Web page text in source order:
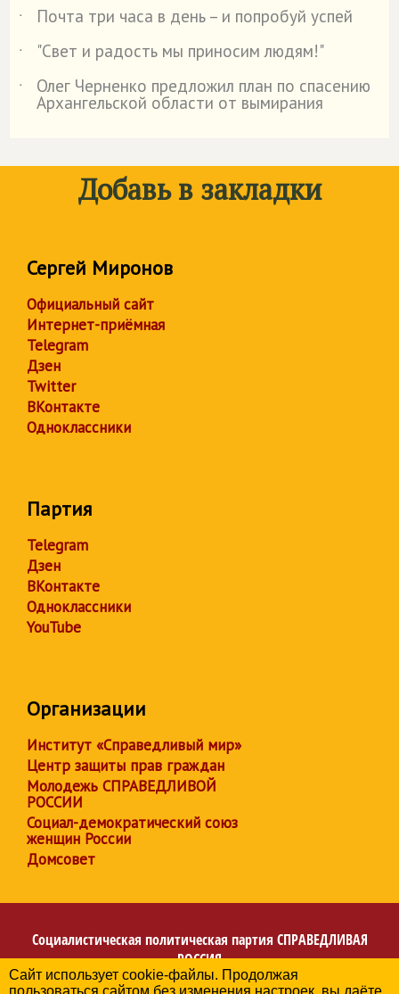
˙
Почта три часа в день – и попробуй успей
˙
"Свет и радость мы приносим людям!"
˙
Олег Черненко предложил план по спасению
Архангельской области от вымирания
Добавь в закладки
Сергей Миронов
Официальный сайт
Интернет-приёмная
Telegram
Дзен
Twitter
ВКонтакте
Одноклассники
Партия
Telegram
Дзен
ВКонтакте
Одноклассники
YouTube
Организации
Институт «Справедливый мир»
Центр защиты прав граждан
Молодежь СПРАВЕДЛИВОЙ
РОССИИ
Социал-демократический союз
женщин России
Домсовет
Социалистическая политическая партия СПРАВЕДЛИВАЯ
РОССИЯ
Региональное отделение партии в Архангельской
Сайт использует cookie-файлы. Продолжая
пользоваться сайтом без изменения настроек, вы даёте